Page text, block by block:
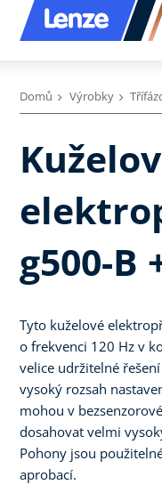
Domů Výrobky
g500-B
Tyto kuželové
o frekvenci 120 Hz v
velice udržitelné
vysoký rozsah
mohou v
dosahovat velmi
Pohony jsou
aprobací.